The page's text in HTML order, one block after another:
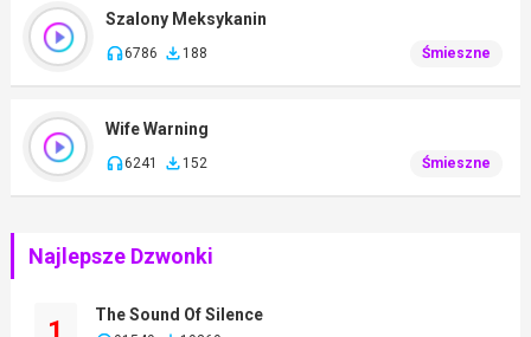
Szalony Meksykanin
6786 188 Śmieszne
Wife Warning
6241 152 Śmieszne
Najlepsze Dzwonki
The Sound Of Silence